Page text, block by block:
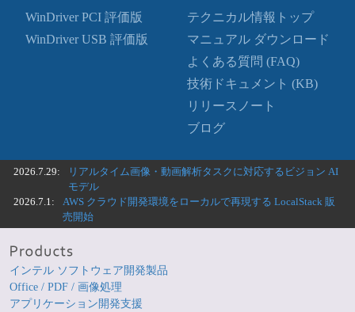
WinDriver PCI 評価版
WinDriver USB 評価版
テクニカル情報トップ
マニュアル ダウンロード
よくある質問 (FAQ)
技術ドキュメント (KB)
リリースノート
ブログ
2026.7.29:
リアルタイム画像・動画解析タスクに対応するビジョン AI
モデル
2026.7.1:
AWS クラウド開発環境をローカルで再現する LocalStack 販
売開始
インテル ソフトウェア開発製品
Office / PDF / 画像処理
アプリケーション開発支援